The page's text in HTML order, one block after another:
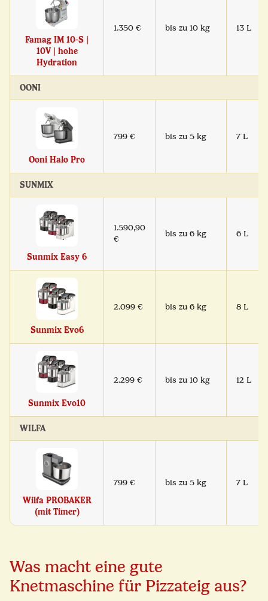
Famag IM 10-S |
10V | hohe
Hydration
1.350 € bis zu 10 kg 13 L
OONI
Ooni Halo Pro
799 € bis zu 5 kg 7 L
SUNMIX
Sunmix Easy 6
1.590,90
€
bis zu 6 kg 6 L
Sunmix Evo6
2.099 € bis zu 6 kg 8 L
Sunmix Evo10
2.299 € bis zu 10 kg 12 L
WILFA
Wilfa PROBAKER
(mit Timer)
799 € bis zu 5 kg 7 L
Was macht eine gute
Knetmaschine für Pizzateig aus?